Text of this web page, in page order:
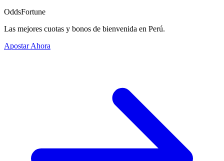
OddsFortune
Las mejores cuotas y bonos de bienvenida en Perú.
Apostar Ahora